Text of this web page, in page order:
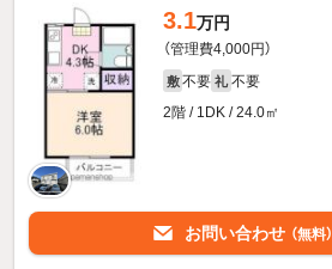
3.1万円
（管理費4,000円）
敷 不要 礼 不要
2階 / 1DK / 24.0㎡
お問い合わせ （無料）